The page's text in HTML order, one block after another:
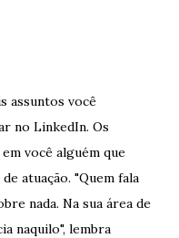
assuntos você
no LinkedIn. Os
você alguém que
atuação. "Quem fala
nada. Na sua área de
naquilo", lembra